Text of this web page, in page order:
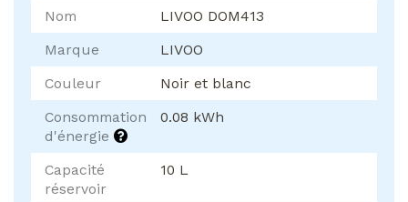
Nom
LIVOO DOM413
Marque
LIVOO
Couleur
Noir et blanc
Consommation
d'énergie
0.08 kWh
Capacité
réservoir
10 L